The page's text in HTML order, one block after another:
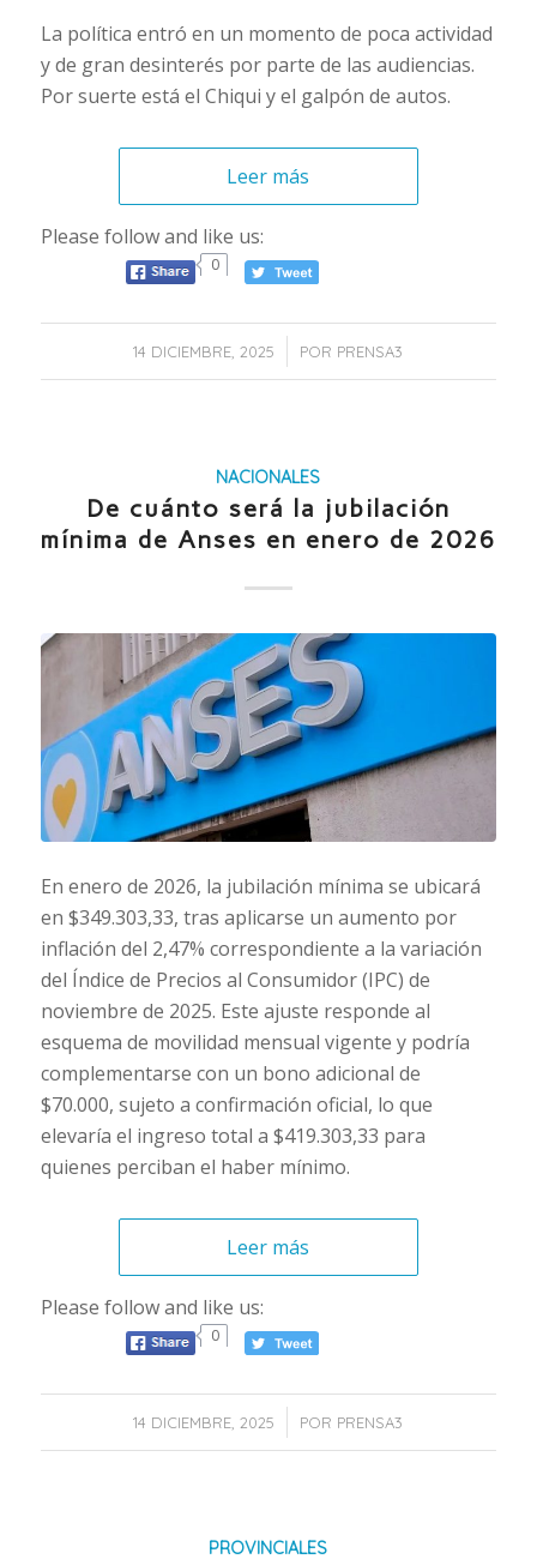
La política entró en un momento de poca actividad
y de gran desinterés por parte de las audiencias.
Por suerte está el Chiqui y el galpón de autos.
Leer más
Please follow and like us:
0
14 DICIEMBRE, 2025
/ POR PRENSA3
NACIONALES
De cuánto será la jubilación
mínima de Anses en enero de 2026
En enero de 2026, la jubilación mínima se ubicará
en $349.303,33, tras aplicarse un aumento por
inflación del 2,47% correspondiente a la variación
del Índice de Precios al Consumidor (IPC) de
noviembre de 2025. Este ajuste responde al
esquema de movilidad mensual vigente y podría
complementarse con un bono adicional de
$70.000, sujeto a confirmación oficial, lo que
elevaría el ingreso total a $419.303,33 para
quienes perciban el haber mínimo.
Leer más
Please follow and like us:
0
14 DICIEMBRE, 2025
/ POR PRENSA3
PROVINCIALES